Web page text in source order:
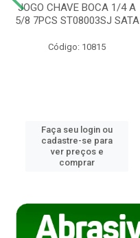
JOGO CHAVE BOCA 1/4 A
5/8 7PCS ST08003SJ SATA
Código: 10815
Faça seu login ou
cadastre-se para
ver preços e
comprar